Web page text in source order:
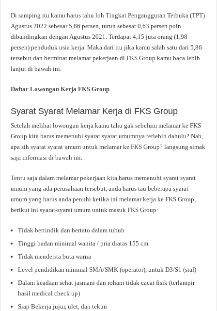
Di samping itu kamu harus tahu loh Tingkat Pengangguran Terbuka (TPT)
Agustus 2022 sebesar 5,86 persen, turun sebesar 0,63 persen poin
dibandingkan dengan Agustus 2021. Terdapat 4,15 juta orang (1,98
persen) penduduk usia kerja. Maka dari itu jika kamu salah satu dari 5,86
tersebut dan berminat melamar pekerjaan di FKS Group kamu baca lebih
lanjut di bawah ini.
Daftar Lowongan Kerja FKS Group
Syarat Syarat Melamar Kerja di FKS Group
Setelah melihat lowongan kerja kamu tahu gak sebelum melamar ke FKS
Group kita harus memenuhi syarat syarat umumnya terlebih dahulu? Nah,
apa sih syarat syarat umum untuk melamar ke FKS Group? langsung simak
saja informasi di bawah ini.
Tentu saja dalam melamar pekerjaan kita harus memenuhi syarat syarat
umum yang ada perusahaan tersebut, anda harus tau beberapa syarat
umum yang harus anda penuhi ketika ini melamar kerja ke FKS Group,
berikut ini syarat-syarat umum untuk masuk FKS Group:
Tidak bertindik dan bertato dalam tubuh
Tinggi badan minimal wanita / pria diatas 155 cm
Tidak menderita buta warna
Level pendidikan minimal SMA/SMK (operator), untuk D3/S1 (staf)
Dalam keadaan sehat jasmani dan rohani tidak cacat fisik (terlampir
hasil medical check up)
Siap Bekerja jujur, ulet, dan tekun